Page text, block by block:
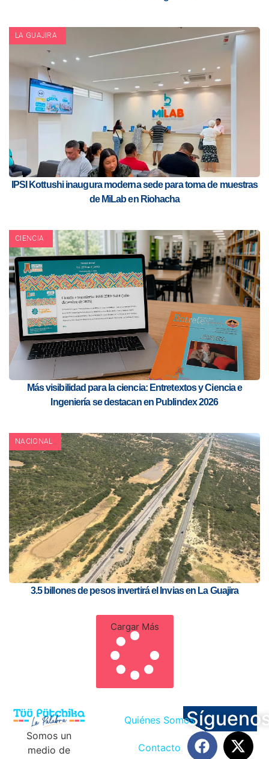
LA GUAJIRA
IPSI Kottushi inaugura moderna sede para toma de muestras
de MiLab en Riohacha
CIENCIA
Más visibilidad para la ciencia: Entretextos y Ciencia e
Ingeniería se destacan en Publindex 2026
NACIONAL
3.5 billones de pesos invertirá el Invias en La Guajira
Cargar Más
Somos un
medio de
Quiénes Somos
Contacto